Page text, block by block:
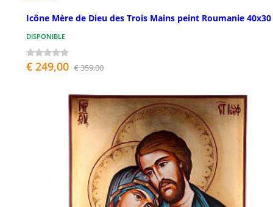
Icône Mère de Dieu des Trois Mains peint Roumanie
DISPONIBLE
€ 249,00 € 359,00